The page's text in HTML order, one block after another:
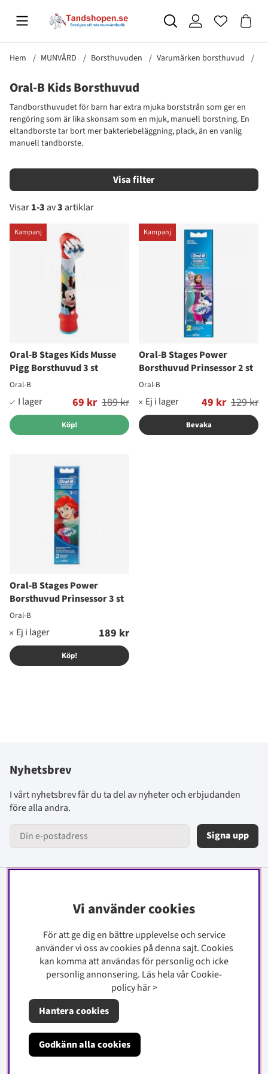
Hem MUNVÅRD Borsthuvuden Varumärken borsthuvud
Oral-B Kids Borsthuvud
Tandborsthuvudet för barn har extra mjuka borststrån som ger en
rengöring som är lika skonsam som en mjuk, manuell borstning. En
eltandborste tar bort mer bakteriebeläggning, plack, än en vanlig
manuell tandborste.
Filtrera
Visar1-3 av3 artiklar
Produkter
Kampanj
Oral-B Stages Kids Musse
Pigg Borsthuvud 3 st
Oral-B
69 kr
Ordinarie pris: 189 kr
Köp!
Kampanj
Oral-B Stages Power
Borsthuvud Prinsessor 2 st
Oral-B
49 kr
Ordinarie pris: 129 kr
Bevaka
Oral-B Stages Power
Borsthuvud Prinsessor 3 st
Oral-B
189 kr
Köp!
Nyhetsbrev
I vårt nyhetsbrev får du ta del av nyheter och erbjudanden
före alla andra.
Signa upp
Integritetspolicy
Cookiepolicy
Om oss
Vi använder cookies
För att ge dig en bättre upplevelse och service
använder vi oss av cookies på denna sajt.Cookies
kan komma att användas för personlig och icke
personlig annonsering. Läs hela vår Cookie-
policyhär>
Hantera cookies
Godkänn alla cookies